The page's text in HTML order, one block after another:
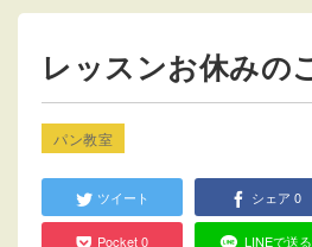
レッスンお休みの
パン教室
ツイート シェア 0
Pocket0 LINEで送る